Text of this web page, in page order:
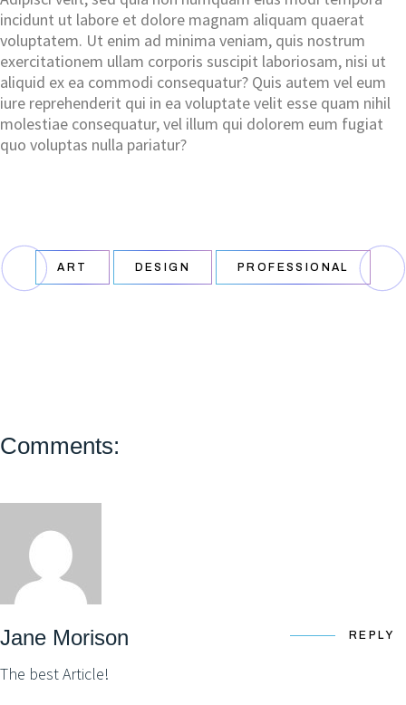
incidunt ut labore et dolore magnam aliquam quaerat
voluptatem. Ut enim ad minima veniam, quis nostrum
exercitationem ullam corporis suscipit laboriosam, nisi ut
aliquid ex ea commodi consequatur? Quis autem vel eum
iure reprehenderit qui in ea voluptate velit esse quam nihil
molestiae consequatur, vel illum qui dolorem eum fugiat
quo voluptas nulla pariatur?
ART DESIGN PROFESSIONAL
Comments:
Jane Morison REPLY
The best Article!